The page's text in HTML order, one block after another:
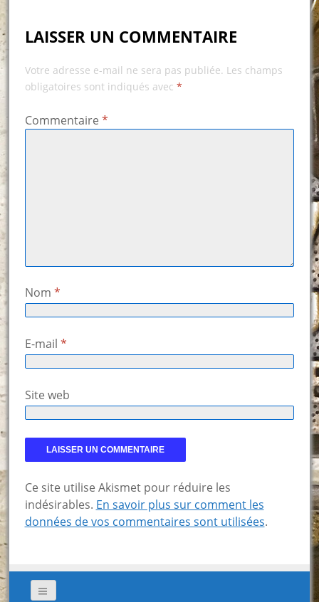
LAISSER UN COMMENTAIRE
Votre adresse e-mail ne sera pas publiée. Les champs
obligatoires sont indiqués avec *
Commentaire *
Nom *
E-mail *
Site web
Ce site utilise Akismet pour réduire les
indésirables. En savoir plus sur comment les
données de vos commentaires sont utilisées.